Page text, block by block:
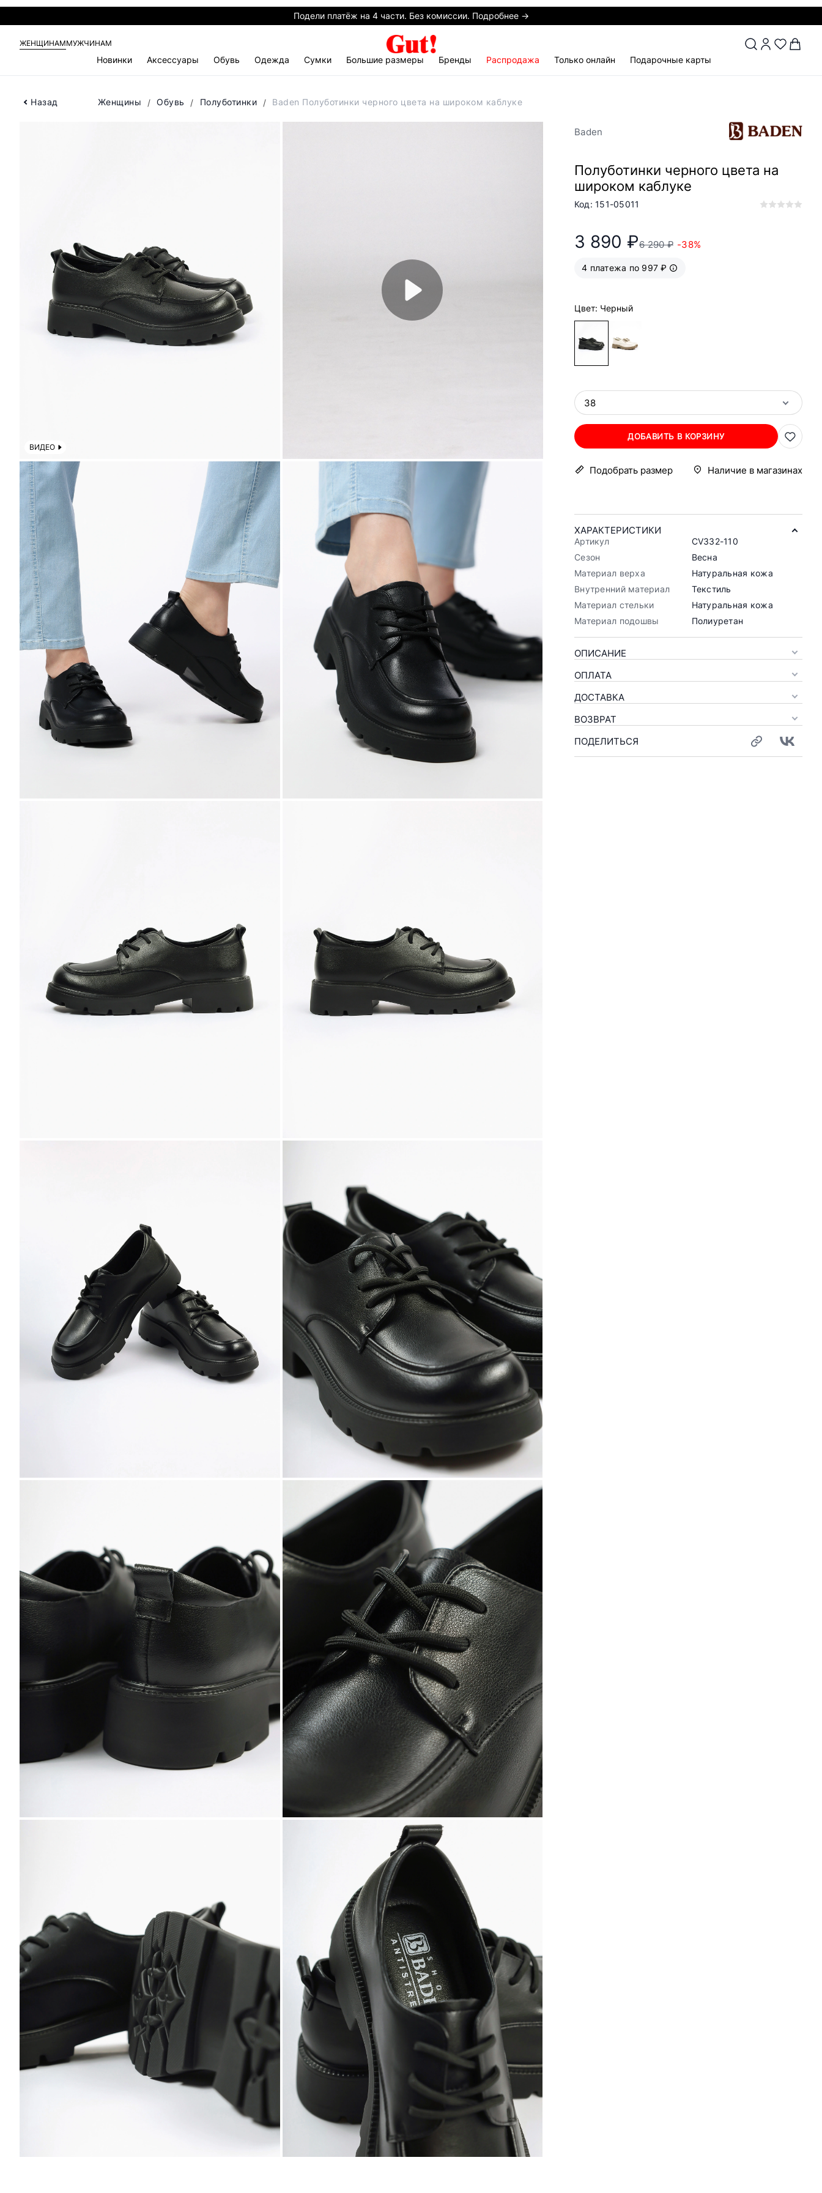
Подели платёж на 4 части. Без комиссии. Подробнее →
ЖЕНЩИНАММУЖЧИНАМ
Новинки Аксессуары Обувь Одежда Сумки Большие размеры Бренды Распродажа Только онлайн Подарочные карты
Назад Женщины Обувь Полуботинки Baden Полуботинки черного цвета на широком каблуке
ВИДЕО
Baden
Полуботинки черного цвета на
широком каблуке
Код: 151-05011
3 890 ₽6 290 ₽ -38%
4 платежа по 997 ₽
Цвет: Черный
38
ДОБАВИТЬ В КОРЗИНУ
Подобрать размер Наличие в магазинах
ХАРАКТЕРИСТИКИ
Артикул
CV332-110
Сезон
Весна
Материал верха
Натуральная кожа
Внутренний материал
Текстиль
Материал стельки
Натуральная кожа
Материал подошвы
Полиуретан
ОПИСАНИЕ
ОПЛАТА
ДОСТАВКА
ВОЗВРАТ
ПОДЕЛИТЬСЯ